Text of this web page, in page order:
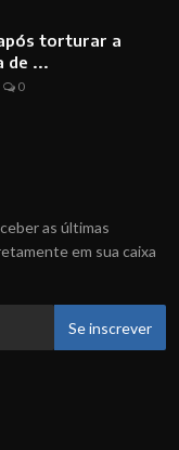
torturar a
de ...
0
as últimas
em sua caixa
Se inscrever